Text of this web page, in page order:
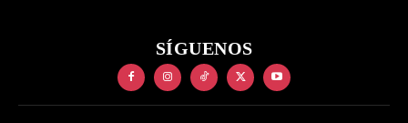
SÍGUENOS